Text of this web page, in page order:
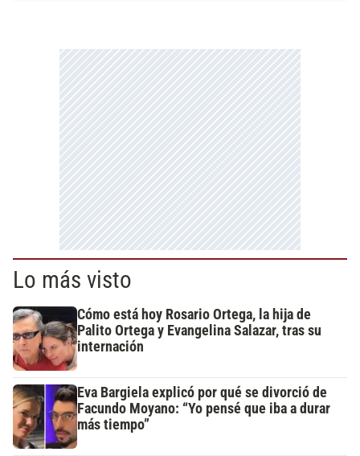
Lo más visto
Cómo está hoy Rosario Ortega, la hija de
Palito Ortega y Evangelina Salazar, tras su
internación
Eva Bargiela explicó por qué se divorció de
Facundo Moyano: “Yo pensé que iba a durar
más tiempo”